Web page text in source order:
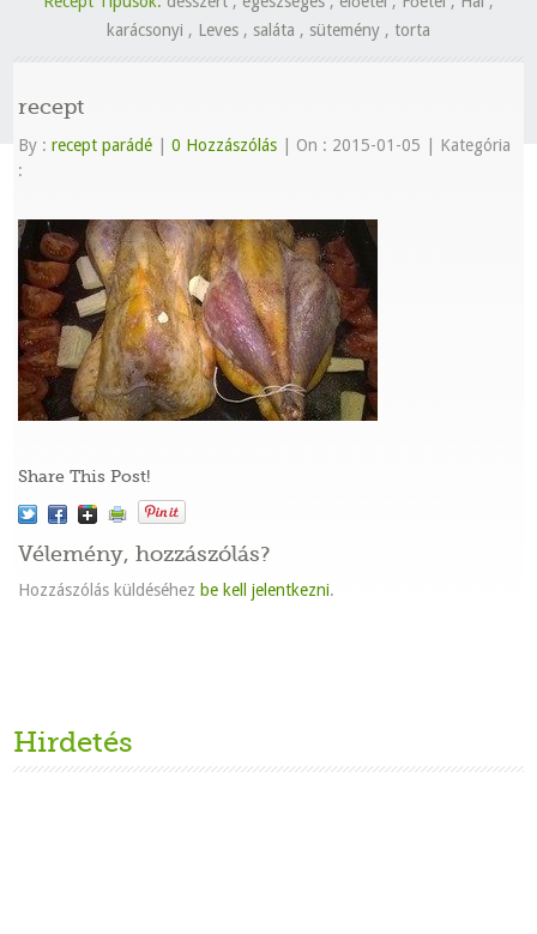
karácsonyi , Leves , saláta , sütemény , torta
recept
By :recept parádé 0 Hozzászólás On : 2015-01-05
Kategória
:
Share This Post!
Vélemény, hozzászólás?
Hozzászólás küldéséhez be kell jelentkezni.
Hirdetés